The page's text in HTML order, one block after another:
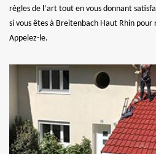
règles de l‘art tout en vous donnant
si vous êtes à Breitenbach Haut Rhin
Appelez-le.